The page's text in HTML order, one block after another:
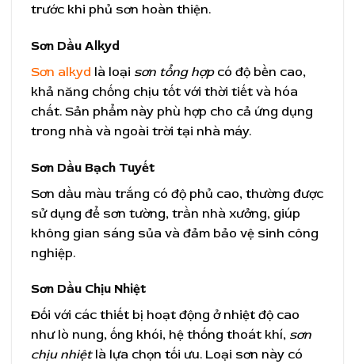
trước khi phủ sơn hoàn thiện.
Sơn Dầu Alkyd
Sơn alkyd là loại sơn tổng hợpcó độ bền cao,
khả năng chống chịu tốt với thời tiết và hóa
chất. Sản phẩm này phù hợp cho cả ứng dụng
trong nhà và ngoài trời tại nhà máy.
Sơn Dầu Bạch Tuyết
Sơn dầu màu trắng có độ phủ cao, thường được
sử dụng để sơn tường, trần nhà xưởng, giúp
không gian sáng sủa và đảm bảo vệ sinh công
nghiệp.
Sơn Dầu Chịu Nhiệt
Đối với các thiết bị hoạt động ở nhiệt độ cao
như lò nung, ống khói, hệ thống thoát khí, sơn
chịu nhiệtlà lựa chọn tối ưu. Loại sơn này có